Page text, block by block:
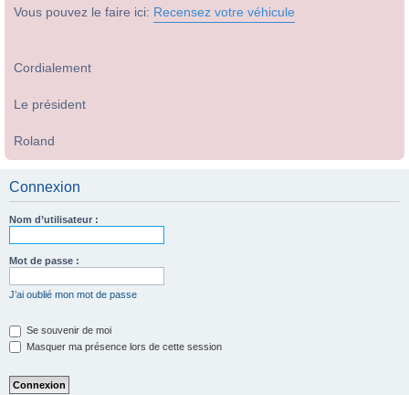
Vous pouvez le faire ici: Recensez votre véhicule
Cordialement
Le président
Roland
Connexion
Nom d’utilisateur :
Mot de passe :
J’ai oublié mon mot de passe
Se souvenir de moi
Masquer ma présence lors de cette session